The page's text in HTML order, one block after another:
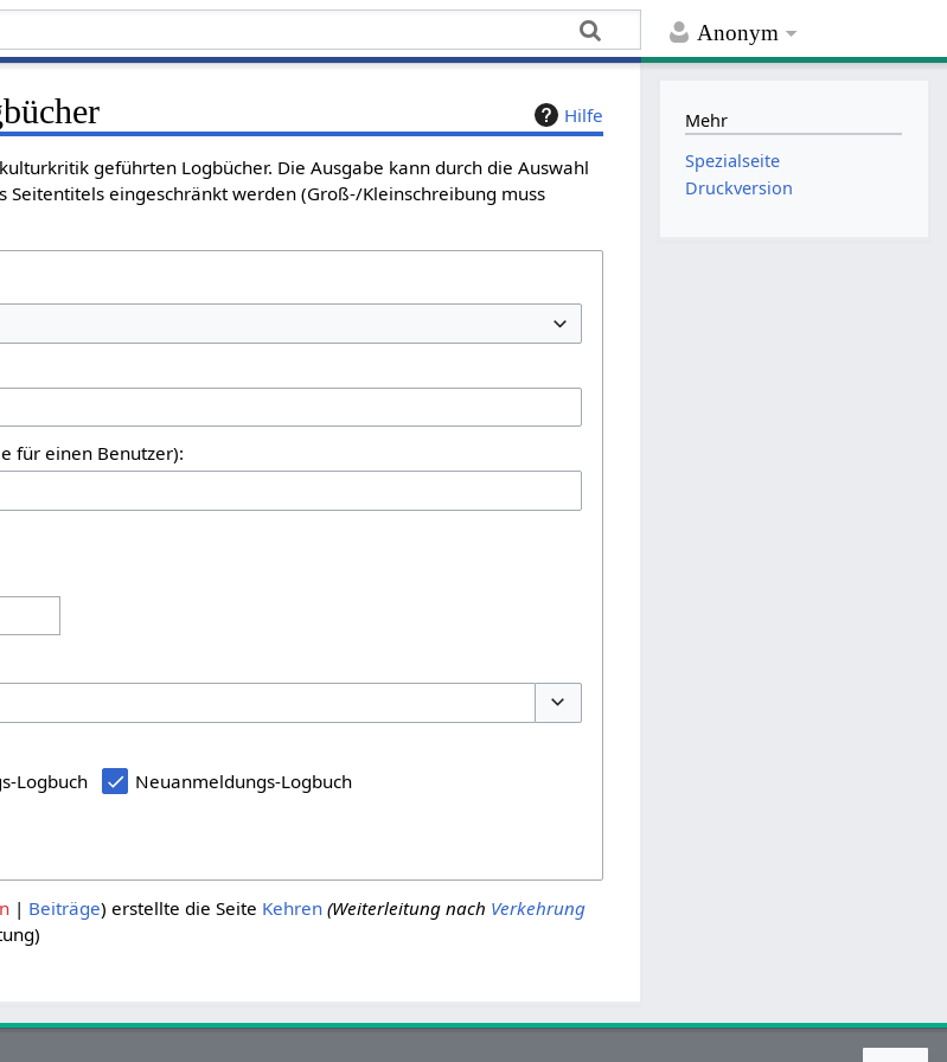
Anonym
Hilfe
geführten Logbücher. Die Ausgabe kann durch die Auswahl
Seitentitels eingeschränkt werden (Groß-/Kleinschreibung muss
für einen Benutzer):
Logbuch Neuanmeldungs-Logbuch
Beiträge erstellte die Seite Kehren (Weiterleitung nach Verkehrung
Mehr
Spezialseite
Druckversion